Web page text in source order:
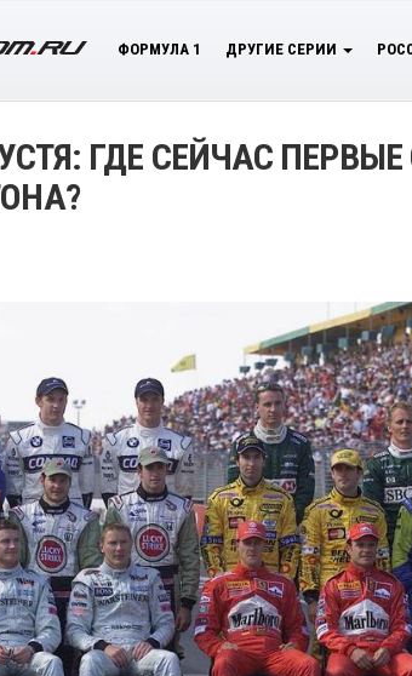
ФОРМУЛА 1 ДРУГИЕ СЕРИИ
ГДЕ СЕЙЧАС